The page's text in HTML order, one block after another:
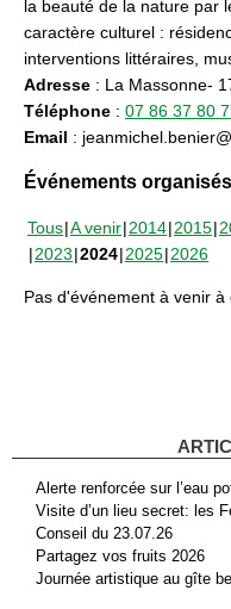
la beauté de la nature par
caractère culturel :
interventions littéraires,
Adresse : La Massonne-
Téléphone : 07 86 37 80
Email :
Événements
Tous A venir 2014 2015
2023 2024 2025 2026
Pas d'événement à venir à
Alerte renforcée sur l’eau
Visite d’un lieu secret: les
Conseil du 23.07.26
Partagez vos fruits 2026
Journée artistique au gîte